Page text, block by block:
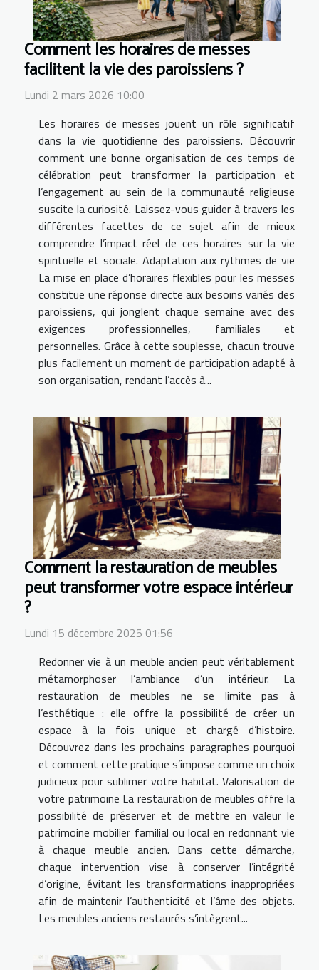
Comment les horaires de messes
facilitent la vie des paroissiens ?
Lundi 2 mars 2026 10:00
Les horaires de messes jouent un rôle significatif
dans la vie quotidienne des paroissiens. Découvrir
comment une bonne organisation de ces temps de
célébration peut transformer la participation et
l’engagement au sein de la communauté religieuse
suscite la curiosité. Laissez-vous guider à travers les
différentes facettes de ce sujet afin de mieux
comprendre l’impact réel de ces horaires sur la vie
spirituelle et sociale. Adaptation aux rythmes de vie
La mise en place d’horaires flexibles pour les messes
constitue une réponse directe aux besoins variés des
paroissiens, qui jonglent chaque semaine avec des
exigences professionnelles, familiales et
personnelles. Grâce à cette souplesse, chacun trouve
plus facilement un moment de participation adapté à
son organisation, rendant l’accès à...
Comment la restauration de meubles
peut transformer votre espace intérieur
?
Lundi 15 décembre 2025 01:56
Redonner vie à un meuble ancien peut véritablement
métamorphoser l’ambiance d’un intérieur. La
restauration de meubles ne se limite pas à
l’esthétique : elle offre la possibilité de créer un
espace à la fois unique et chargé d’histoire.
Découvrez dans les prochains paragraphes pourquoi
et comment cette pratique s’impose comme un choix
judicieux pour sublimer votre habitat. Valorisation de
votre patrimoine La restauration de meubles offre la
possibilité de préserver et de mettre en valeur le
patrimoine mobilier familial ou local en redonnant vie
à chaque meuble ancien. Dans cette démarche,
chaque intervention vise à conserver l’intégrité
d’origine, évitant les transformations inappropriées
afin de maintenir l’authenticité et l’âme des objets.
Les meubles anciens restaurés s’intègrent...